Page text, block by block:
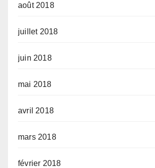
août 2018
juillet 2018
juin 2018
mai 2018
avril 2018
mars 2018
février 2018